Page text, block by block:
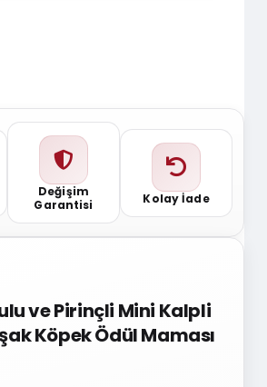
Değişim
Garantisi
Kolay İade
ve Pirinçli Mini Kalpli
Köpek Ödül Maması